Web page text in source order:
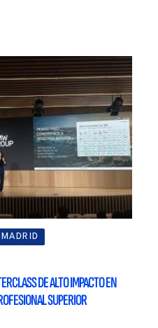
MADRID
DE ALTO IMPACTO EN
SUPERIOR